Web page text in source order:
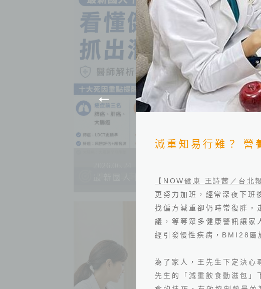
最新國人十大死因公布！吳鴻誠院長：
減重知易行難？ 營
【NOW健康 王詩茜／台北
更努力加班，經常深夜下班
找偏方減重卻仍時常復胖，
議，等等眾多健康警訊讓家
經引發慢性疾病， BMI28 屬
為了家人，王先生下定決心
先生的「減重飲食動滋包」